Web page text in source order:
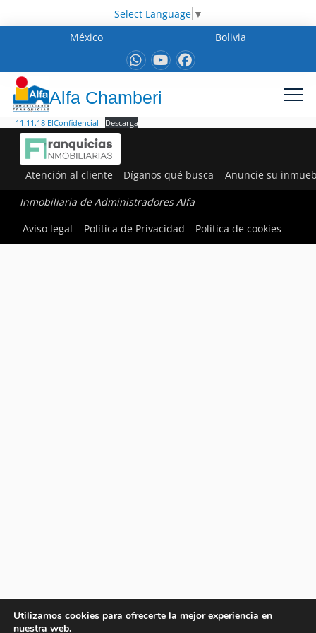
Select Language ▼
México
Bolivia
Alfa Chamberi
11.11.18 ElConfidencial Descarga
Atención al cliente Díganos qué busca Anuncie su
Inmobiliaria de Administradores Alfa
Aviso legal
Política de Privacidad Política de cookies
Utilizamos cookies para ofrecerte la mejor experiencia en
nuestra web.